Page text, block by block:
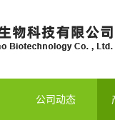
公司动态